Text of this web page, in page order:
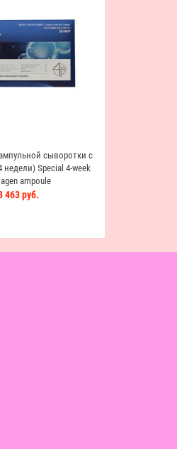
сыворотки с
недели) Special 4-week
ampoule
463 руб.